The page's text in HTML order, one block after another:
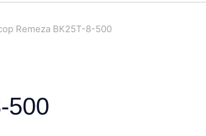
Remeza ВК25Т-8-500
500